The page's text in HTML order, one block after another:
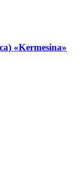
«Kermesina»